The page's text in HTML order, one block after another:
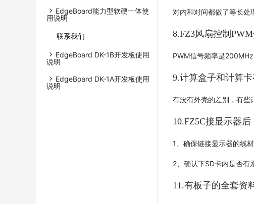
EdgeBoard能力型软硬一体使
用说明
联系我们
EdgeBoard DK-1B开发板使用
说明
EdgeBoard DK-1A开发板使用
说明
对内和对间都做了等长处
8.FZ3风扇控制
PWM信号频率是
9.计算盒子和计算
有没有外壳的差别，有些
10.FZ5C接显示器
1、确保链接显示器的线
2、确认下SD卡内是否
11.有板子的全套资